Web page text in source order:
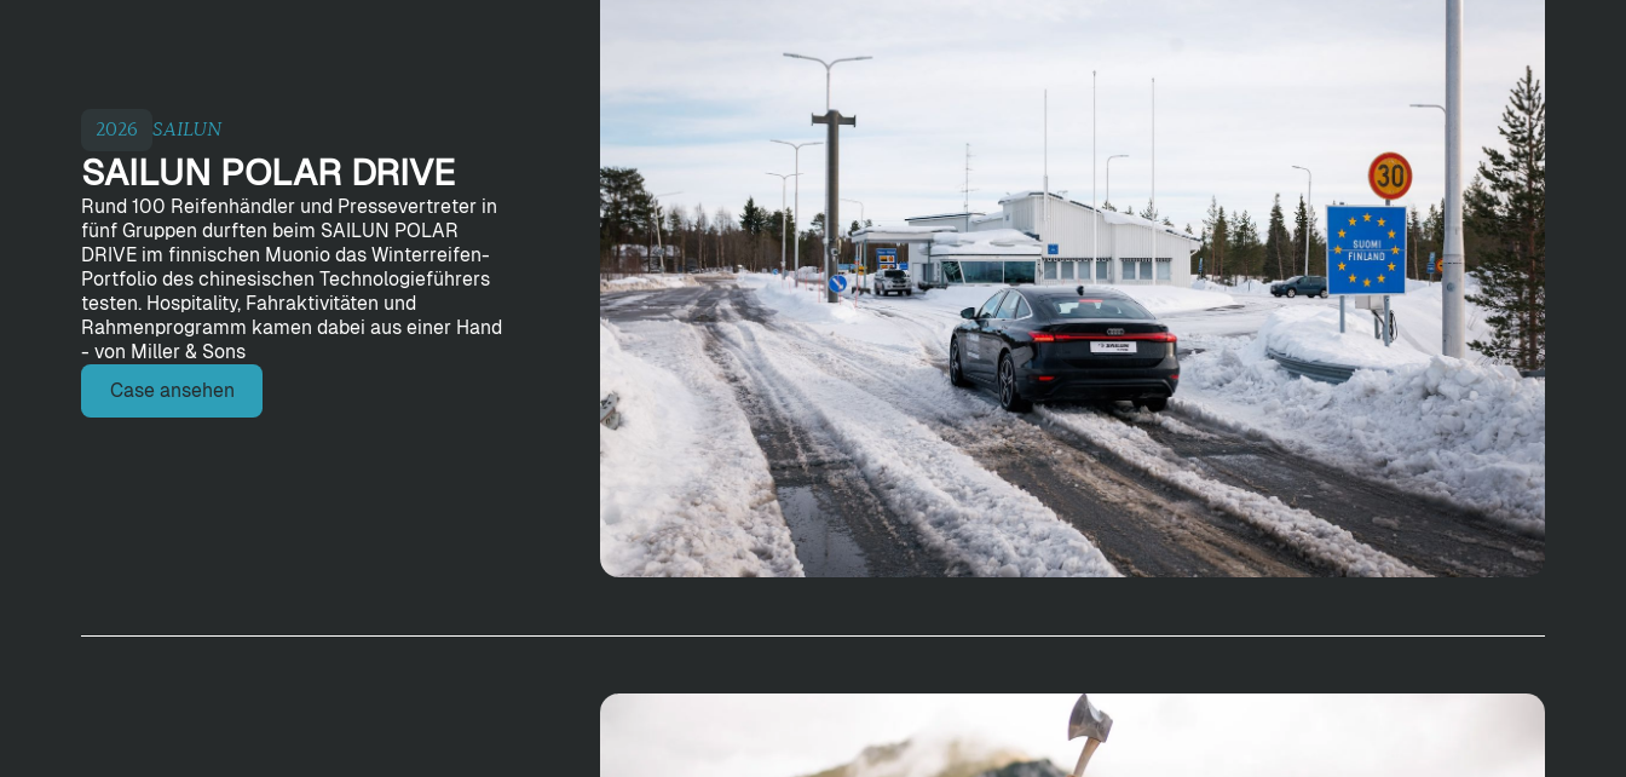
2026 SAILUN
SAILUN POLAR DRIVE
Rund 100 Reifenhändler und Pressevertreter in
fünf Gruppen durften beim SAILUN POLAR
DRIVE im finnischen Muonio das Winterreifen-
Portfolio des chinesischen Technologieführers
testen. Hospitality, Fahraktivitäten und
Rahmenprogramm kamen dabei aus einer Hand
- von Miller & Sons
Case ansehen